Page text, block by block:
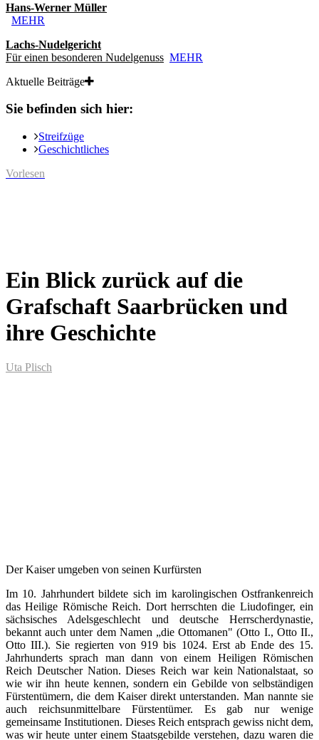
Hans-Werner Müller
MEHR
Lachs-Nudelgericht
Für einen besonderen Nudelgenuss MEHR
Aktuelle Beiträge
Sie befinden sich hier:
Streifzüge
Geschichtliches
Vorlesen
Ein Blick zurück auf die
Grafschaft Saarbrücken und
ihre Geschichte
Uta Plisch
Der Kaiser umgeben von seinen Kurfürsten
Im 10. Jahrhundert bildete sich im karolingischen Ostfrankenreich
das Heilige Römische Reich. Dort herrschten die Liudofinger, ein
sächsisches Adelsgeschlecht und deutsche Herrscherdynastie,
bekannt auch unter dem Namen „die Ottomanen" (Otto I., Otto II.,
Otto III.). Sie regierten von 919 bis 1024. Erst ab Ende des 15.
Jahrhunderts sprach man dann von einem Heiligen Römischen
Reich Deutscher Nation. Dieses Reich war kein Nationalstaat, so
wie wir ihn heute kennen, sondern ein Gebilde von selbständigen
Fürstentümern, die dem Kaiser direkt unterstanden. Man nannte sie
auch reichsunmittelbare Fürstentümer. Es gab nur wenige
gemeinsame Institutionen. Dieses Reich entsprach gewiss nicht dem,
was wir heute unter einem Staatsgebilde verstehen, dazu waren die